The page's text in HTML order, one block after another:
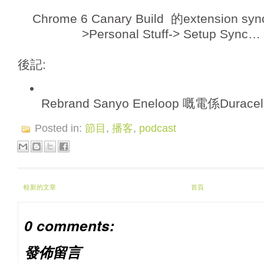
Chrome 6 Canary Build 的extension
>Personal Stuff-> Setup Sync…
後記:
Rebrand Sanyo Eneloop 嘅電係
Posted in: 節目, 播客, podcast
較新的文章 首頁
0 comments:
發佈留言